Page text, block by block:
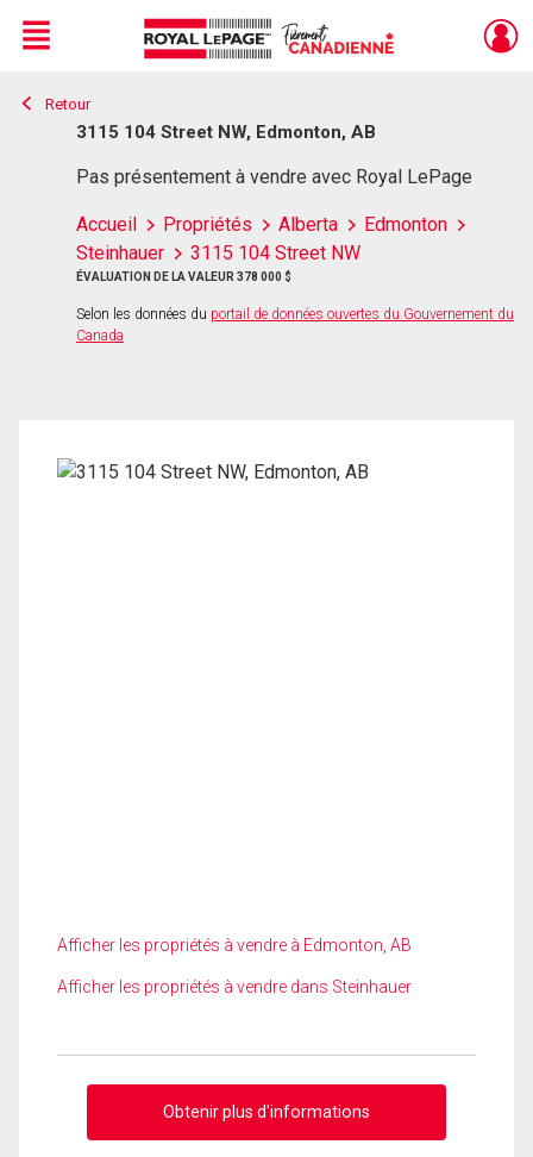
Live
En Direct
Menu
Retour
3115 104 Street NW, Edmonton, AB
Pas présentement à vendre avec Royal LePage
Accueil Propriétés Alberta
Edmonton
Steinhauer
3115 104 Street NW
ÉVALUATION DE LA VALEUR 378 000 $
Selon les données du portail de données ouvertes du Gouvernement du
Canada
Afficher les propriétés à vendre à Edmonton, AB
Afficher les propriétés à vendre dans Steinhauer
Obtenir plus d'informations